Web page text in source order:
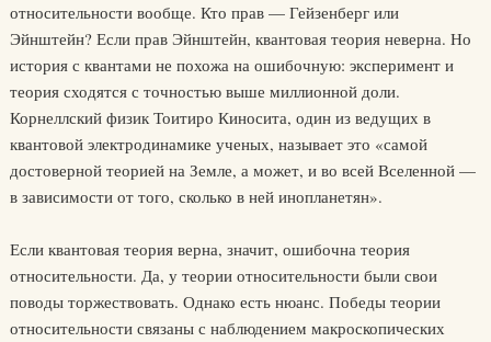
относительности вообще. Кто прав — Гейзенберг или
Эйнштейн? Если прав Эйнштейн, квантовая теория неверна. Но
история с квантами не похожа на ошибочную: эксперимент и
теория сходятся с точностью выше миллионной доли.
Корнеллский физик Тоитиро Киносита, один из ведущих в
квантовой электродинамике ученых, называет это «самой
достоверной теорией на Земле, а может, и во всей Вселенной —
в зависимости от того, сколько в ней инопланетян».
Если квантовая теория верна, значит, ошибочна теория
относительности. Да, у теории относительности были свои
поводы торжествовать. Однако есть нюанс. Победы теории
относительности связаны с наблюдением макроскопических